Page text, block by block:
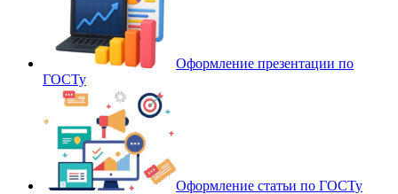
Оформление презентации по
ГОСТу
Оформление статьи по ГОСТу